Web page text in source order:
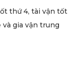
thứ 4, tài vận tốt
gia vận trung